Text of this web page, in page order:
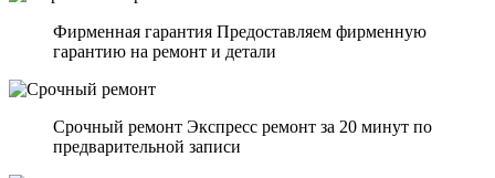
Фирменная гарантия Предоставляем фирменную
гарантию на ремонт и детали
Срочный ремонт Экспресс ремонт за 20 минут по
предварительной записи